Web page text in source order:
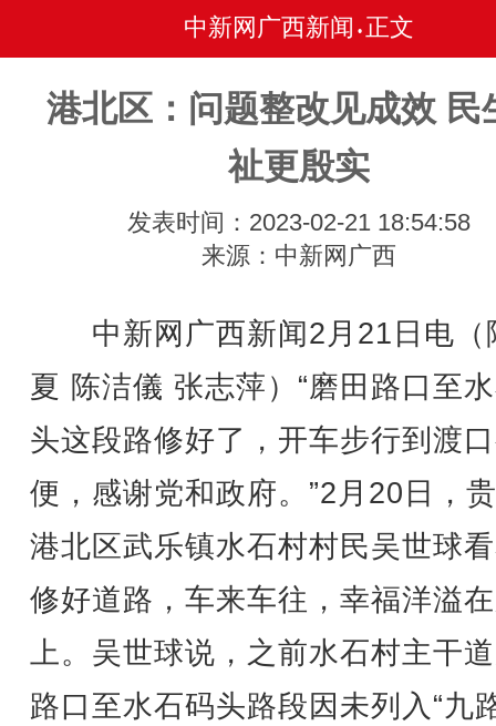
中新网广西新闻 • 正文
港北区：问题整改见成效 民
祉更殷实
发表时间：2023-02-21 18:54:58
来源：中新网广西
中新网广西新闻2月21日电（
夏 陈洁儀 张志萍） “磨田路口至
头这段路修好了，开车步行到渡
便，感谢党和政府。”2月20日，
港北区武乐镇水石村村民吴世球
修好道路，车来车往，幸福洋溢
上。吴世球说，之前水石村主干
路口至水石码头路段因未列入“九